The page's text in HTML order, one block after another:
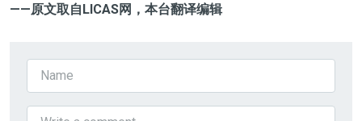
——原文取自LICAS网，本台翻译编辑